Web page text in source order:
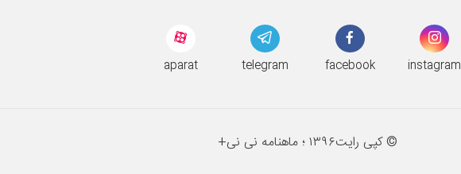
aparat telegram facebook instagram
© کپی رایت۱۳۹۶ ؛ ماهنامه نی نی+